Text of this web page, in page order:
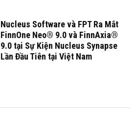
Nucleus Software và FPT Ra Mắt
FinnOne Neo® 9.0 và FinnAxia®
9.0 tại Sự Kiện Nucleus Synapse
Lần Đầu Tiên tại Việt Nam